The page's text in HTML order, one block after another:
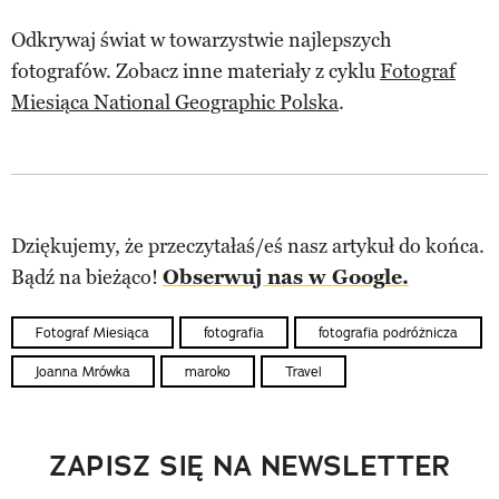
Odkrywaj świat w towarzystwie najlepszych
fotografów. Zobacz inne materiały z cykluFotograf
Miesiąca National Geographic Polska.
Dziękujemy, że przeczytałaś/eś nasz artykuł do końca.
Bądź na bieżąco! Obserwuj nas w Google.
Fotograf Miesiąca fotografia fotografia podróżnicza
Joanna Mrówka maroko Travel
ZAPISZ SIĘ NA NEWSLETTER